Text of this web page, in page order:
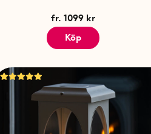
fr. 1099 kr
Köp